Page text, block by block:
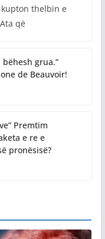
thelbin e
që
grua.”
de Beauvoir!
Premtim
e re e
pronësisë?